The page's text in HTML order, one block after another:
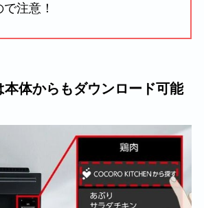
で注意！
本体からもダウンロード可能